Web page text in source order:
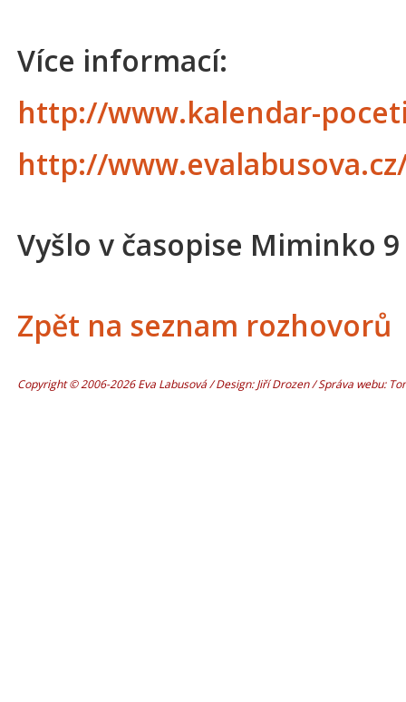
Více informací:
http://www.kalendar-
http://
Vyšlo v časopise Miminko 9
Zpět na seznam rozhovorů
Copyright © 2006-2026 Eva Labusová / Design: Jiří Drozen / Správa webu: